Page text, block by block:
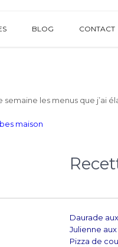
BLOG CONTACT
les menus que j’ai
maison
Daurade
Julienne
Pizza de